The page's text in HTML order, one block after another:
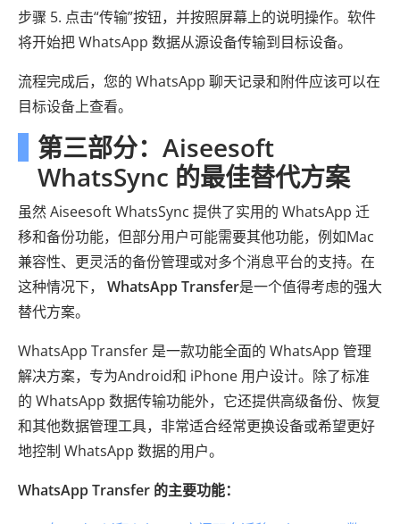
步骤 5. 点击“传输”按钮，并按照屏幕上的说明操作。软件
将开始把 WhatsApp 数据从源设备传输到目标设备。
流程完成后，您的 WhatsApp 聊天记录和附件应该可以在
目标设备上查看。
第三部分：Aiseesoft
WhatsSync 的最佳替代方案
虽然 Aiseesoft WhatsSync 提供了实用的 WhatsApp 迁
移和备份功能，但部分用户可能需要其他功能，例如Mac
兼容性、更灵活的备份管理或对多个消息平台的支持。在
这种情况下， WhatsApp Transfer是一个值得考虑的强大
替代方案。
WhatsApp Transfer 是一款功能全面的 WhatsApp 管理
解决方案，专为Android和 iPhone 用户设计。除了标准
的 WhatsApp 数据传输功能外，它还提供高级备份、恢复
和其他数据管理工具，非常适合经常更换设备或希望更好
地控制 WhatsApp 数据的用户。
WhatsApp Transfer 的主要功能：